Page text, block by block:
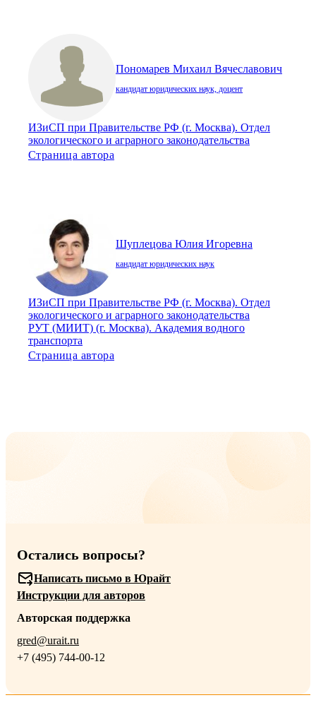
Пономарев Михаил Вячеславович
кандидат юридических наук, доцент
ИЗиСП при Правительстве РФ (г. Москва). Отдел
экологического и аграрного законодательства
Страница автора
Шуплецова Юлия Игоревна
кандидат юридических наук
ИЗиСП при Правительстве РФ (г. Москва). Отдел
экологического и аграрного законодательства
РУТ (МИИТ) (г. Москва). Академия водного
транспорта
Страница автора
Остались вопросы?
Написать письмо в Юрайт
Инструкции для авторов
Авторская поддержка
gred@urait.ru
+7 (495) 744-00-12